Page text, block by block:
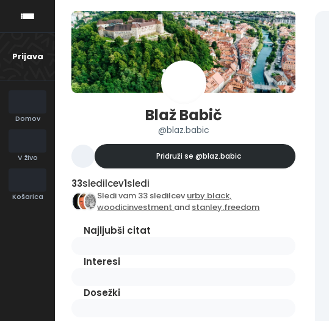
Prijava
Domov
V živo
Košarica
Blaž Babič
@blaz.babic
Pridruži se @blaz.babic
33sledilcev1sledi
Sledi vam 33 sledilcevurby.black,
woodicinvestment and stanley.freedom
Najljubši citat
Interesi
Dosežki